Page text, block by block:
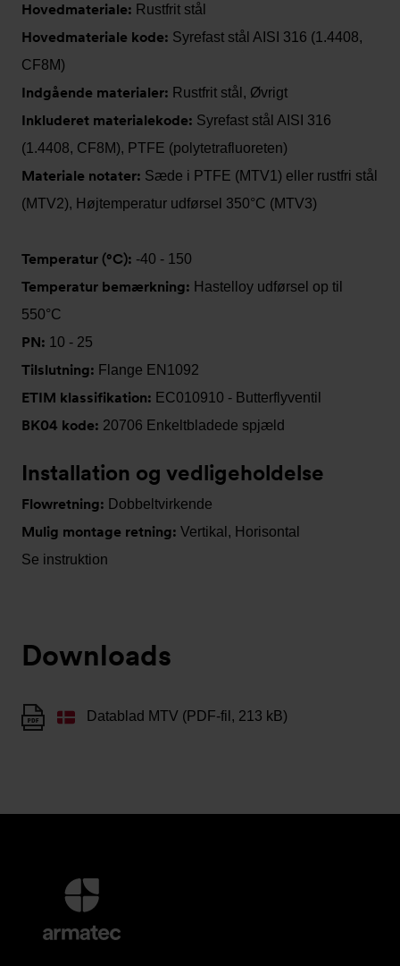
Hovedmateriale: Rustfrit stål
Hovedmateriale kode: Syrefast stål AISI 316 (1.4408,
CF8M)
Indgående materialer: Rustfrit stål, Øvrigt
Inkluderet materialekode: Syrefast stål AISI 316
(1.4408, CF8M), PTFE (polytetrafluoreten)
Materiale notater: Sæde i PTFE (MTV1) eller rustfri stål
(MTV2), Højtemperatur udførsel 350°C (MTV3)
Temperatur (°C): -40 - 150
Temperatur bemærkning: Hastelloy udførsel op til
550°C
PN: 10 - 25
Tilslutning: Flange EN1092
ETIM klassifikation: EC010910 - Butterflyventil
BK04 kode: 20706 Enkeltbladede spjæld
Installation og vedligeholdelse
Flowretning: Dobbeltvirkende
Mulig montage retning: Vertikal, Horisontal
Se instruktion
Downloads
Datablad MTV (PDF-fil, 213 kB)
Yderligere
information
og